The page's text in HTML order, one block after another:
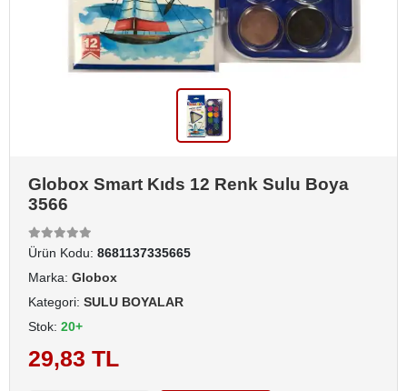
Globox Smart Kıds 12 Renk Sulu Boya
3566
Ürün Kodu: 8681137335665
Marka: Globox
Kategori: SULU BOYALAR
Stok: 20+
29,83 TL